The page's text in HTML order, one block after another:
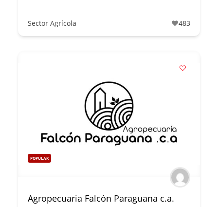
Sector Agrícola 483
POPULAR
Agropecuaria Falcón Paraguana c.a.